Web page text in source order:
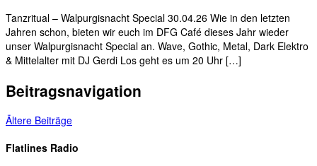
Tanzritual – Walpurgisnacht Special 30.04.26 Wie in den letzten
Jahren schon, bieten wir euch im DFG Café dieses Jahr wieder
unser Walpurgisnacht Special an. Wave, Gothic, Metal, Dark Elektro
& Mittelalter mit DJ Gerdi Los geht es um 20 Uhr […]
Beitragsnavigation
Ältere Beiträge
Flatlines Radio